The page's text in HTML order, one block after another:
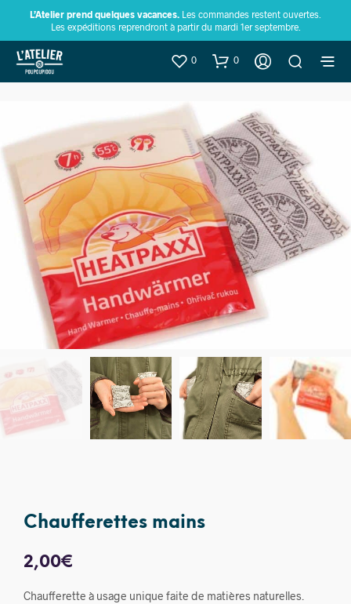
L’Atelier prend quelques vacances. Les commandes restent ouvertes.
Les expéditions reprendront à partir du mardi 1er septembre.
0 0
Chaufferettes mains
2,00€
Chaufferette à usage unique faite de matières naturelles.